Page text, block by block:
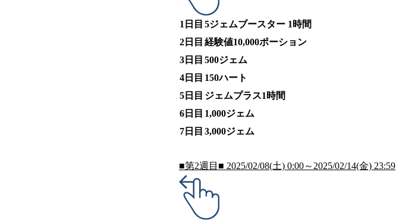
1日目 5ジェムブースター 1時間
2日目 経験値10,000ポーション
3日目 500ジェム
4日目 150ハート
5日目 ジェムプラス1時間
6日目 1,000ジェム
7日目 3,000ジェム
■第2週目■ 2025/02/08(土) 0:00～2025/02/14(金) 23:59